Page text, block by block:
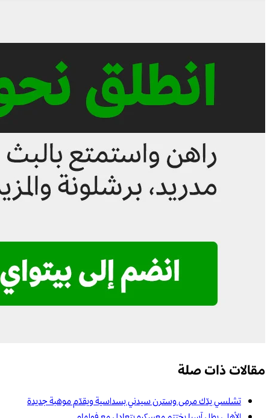
مقالات ذات صلة
تشلسي يدّك مرمى وسترن سيدني بسداسية ويقدّم موهبة جديدة